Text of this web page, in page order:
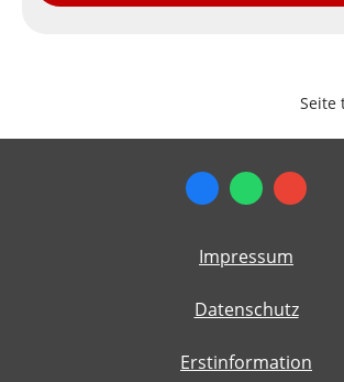
Seite
Impressum
Datenschutz
Erstinformation